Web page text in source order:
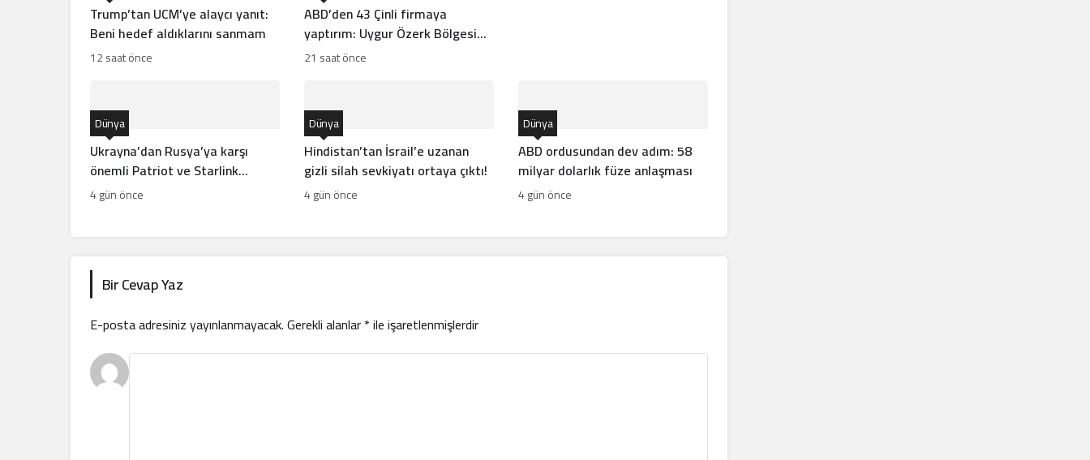
Trump’tan UCM’ye alaycı yanıt:
Beni hedef aldıklarını sanmam
12 saat önce
ABD’den 43 Çinli firmaya
yaptırım: Uygur Özerk Bölgesi
kriz çıkardı
21 saat önce
Ukrayna’dan Rusya’ya karşı
önemli Patriot ve Starlink
hamlesi!
Dünya
4 gün önce
Hindistan’tan İsrail’e uzanan
gizli silah sevkiyatı ortaya çıktı!
Dünya
4 gün önce
ABD ordusundan dev adım: 58
milyar dolarlık füze anlaşması
Dünya
4 gün önce
Bir Cevap Yaz
E-posta adresiniz yayınlanmayacak.Gerekli alanlar*ile işaretlenmişlerdir